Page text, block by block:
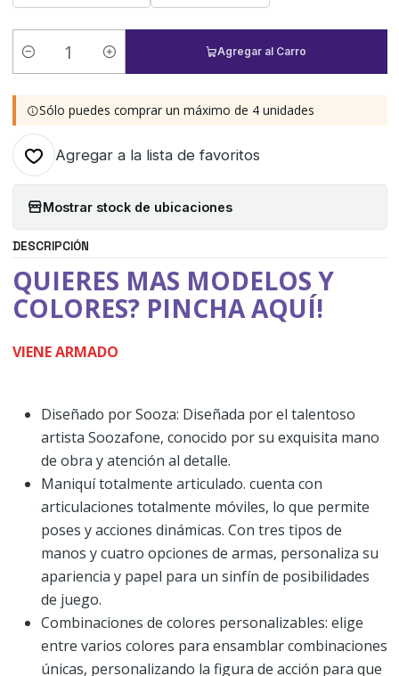
Cantidad
Agregar al Carro
Sólo puedes comprar un máximo de 4 unidades
Agregar a la lista de favoritos
Mostrar stock de ubicaciones
DESCRIPCIÓN
QUIERES MAS MODELOS Y
COLORES? PINCHA AQUÍ!
VIENE ARMADO
Diseñado por Sooza: Diseñada por el talentoso
artista Soozafone, conocido por su exquisita mano
de obra y atención al detalle.
Maniquí totalmente articulado. cuenta con
articulaciones totalmente móviles, lo que permite
poses y acciones dinámicas. Con tres tipos de
manos y cuatro opciones de armas, personaliza su
apariencia y papel para un sinfín de posibilidades
de juego.
Combinaciones de colores personalizables: elige
entre varios colores para ensamblar combinaciones
únicas, personalizando la figura de acción para que